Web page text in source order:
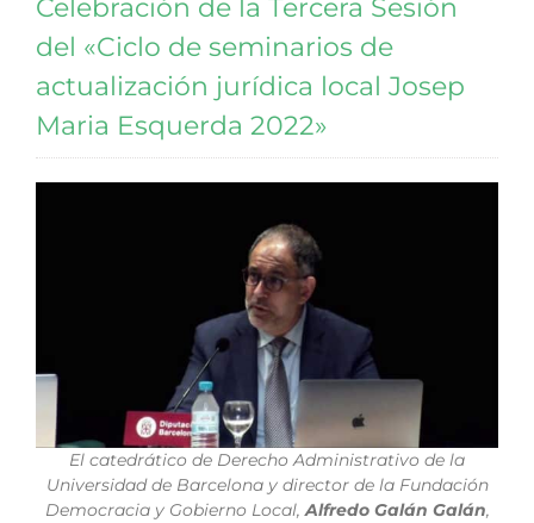
Celebración de la Tercera Sesión
del «Ciclo de seminarios de
actualización jurídica local Josep
Maria Esquerda 2022»
El catedrático de Derecho Administrativo de la
Universidad de Barcelona y director de la Fundación
Democracia y Gobierno Local,Alfredo Galán Galán,